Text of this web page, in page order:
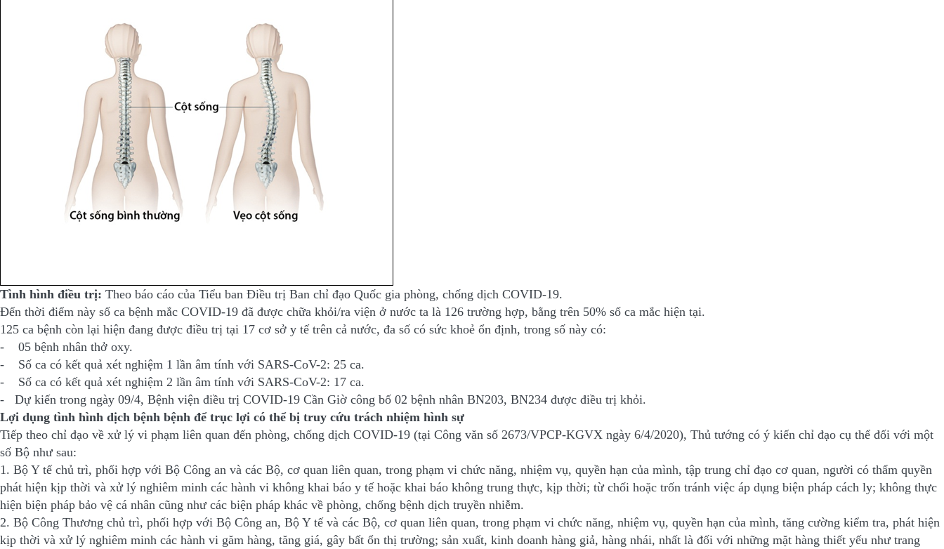
Tình hình điều trị: Theo báo cáo của Tiểu ban Điều trị Ban chỉ đạo Quốc gia phòng, chống dịch COVID-19.
Đến thời điểm này số ca bệnh mắc COVID-19 đã được chữa khỏi/ra viện ở nước ta là 126 trường hợp, bằng trên 50% số ca mắc hiện tại.
125 ca bệnh còn lại hiện đang được điều trị tại 17 cơ sở y tế trên cả nước, đa số có sức khoẻ ổn định, trong số này có:
- 05 bệnh nhân thở oxy.
- Số ca có kết quả xét nghiệm 1 lần âm tính với SARS-CoV-2: 25 ca.
- Số ca có kết quả xét nghiệm 2 lần âm tính với SARS-CoV-2: 17 ca.
- Dự kiến trong ngày 09/4, Bệnh viện điều trị COVID-19 Cần Giờ công bố 02 bệnh nhân BN203, BN234 được điều trị khỏi.
Lợi dụng tình hình dịch bệnh bệnh để trục lợi có thể bị truy cứu trách nhiệm hình sự
Tiếp theo chỉ đạo về xử lý vi phạm liên quan đến phòng, chống dịch COVID-19 (tại Công văn số 2673/VPCP-KGVX ngày 6/4/2020), Thủ tướng có ý kiến chỉ đạo cụ thể đối với một
số Bộ như sau:
1. Bộ Y tế chủ trì, phối hợp với Bộ Công an và các Bộ, cơ quan liên quan, trong phạm vi chức năng, nhiệm vụ, quyền hạn của mình, tập trung chỉ đạo cơ quan, người có thẩm quyền
phát hiện kịp thời và xử lý nghiêm minh các hành vi không khai báo y tế hoặc khai báo không trung thực, kịp thời; từ chối hoặc trốn tránh việc áp dụng biện pháp cách ly; không thực
hiện biện pháp bảo vệ cá nhân cũng như các biện pháp khác về phòng, chống bệnh dịch truyền nhiễm.
2. Bộ Công Thương chủ trì, phối hợp với Bộ Công an, Bộ Y tế và các Bộ, cơ quan liên quan, trong phạm vi chức năng, nhiệm vụ, quyền hạn của mình, tăng cường kiểm tra, phát hiện
kịp thời và xử lý nghiêm minh các hành vi găm hàng, tăng giá, gây bất ổn thị trường; sản xuất, kinh doanh hàng giả, hàng nhái, nhất là đối với những mặt hàng thiết yếu như trang